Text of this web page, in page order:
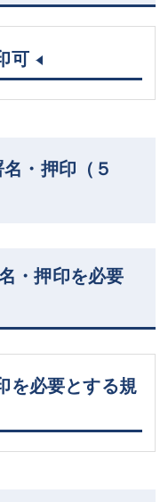
可
・押印（５
・押印を必要
を必要とする規